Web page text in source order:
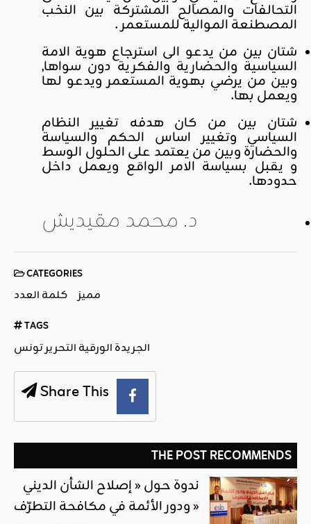
التحالفات والمصالح المشتركة بين النخب
المصطنعة الموالية للمستعمر .
شتان بين من يدعو الى استرجاع هوية الامة
السياسية والحضارية والفكرية دون سواها,
وبين من يرضي بهوية المستعمر ويدعو لها
ويعمل بها.
شتان بين من كان هدفه تغيير النظام
السياسي وتغيير اساس الحكم والسياسة
والحضارة وبين من يعتمد على الحلول الوسط
و يقبل بسياسة الامر الواقع ويعمل داخل
حدودها.
د. محمد مقيديش
CATEGORIES
كلمة العدد مميز
TAGS
الجريدة الورقية التحرير تونس
Share This
THE POST RECOMMENDS
ندوة حول « إصلاح الشأن الديني
ودور الأئمة في مكافحة التطرّف »